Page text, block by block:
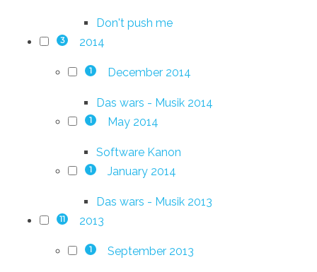
Don't push me
3 2014
1 December 2014
Das wars - Musik 2014
1 May 2014
Software Kanon
1 January 2014
Das wars - Musik 2013
11 2013
1 September 2013